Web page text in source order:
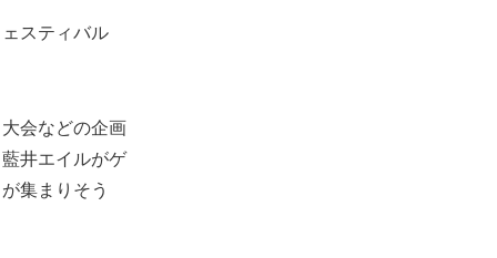
スティバル
会などの企画
井エイルがゲ
集まりそう